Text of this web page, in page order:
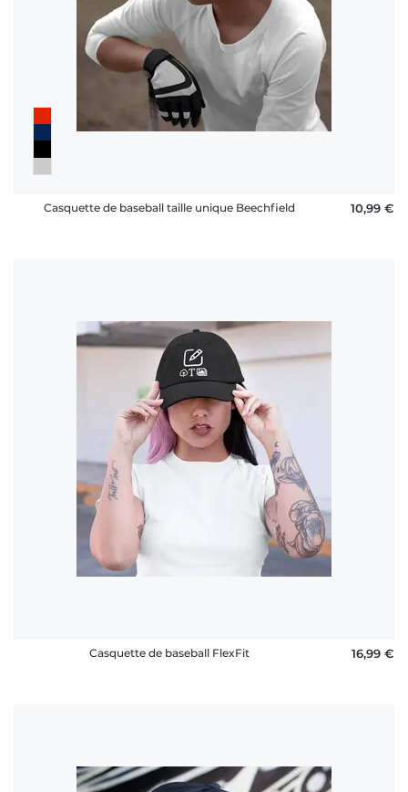
Droit de
rétractation
Casquette de baseball taille unique Beechfield 10,99 €
Casquette de baseball FlexFit 16,99 €